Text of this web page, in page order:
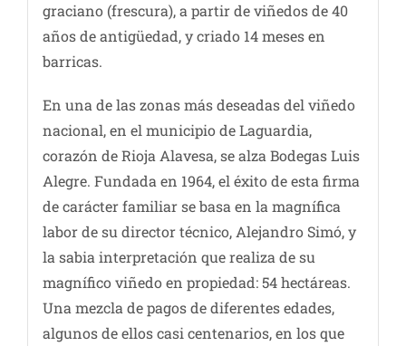
graciano (frescura), a partir de viñedos de 40
años de antigüedad, y criado 14 meses en
barricas.
En una de las zonas más deseadas del viñedo
nacional, en el municipio de Laguardia,
corazón de Rioja Alavesa, se alza Bodegas Luis
Alegre. Fundada en 1964, el éxito de esta firma
de carácter familiar se basa en la magnífica
labor de su director técnico, Alejandro Simó, y
la sabia interpretación que realiza de su
magnífico viñedo en propiedad: 54 hectáreas.
Una mezcla de pagos de diferentes edades,
algunos de ellos casi centenarios, en los que